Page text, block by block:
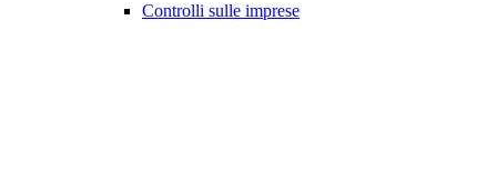
Controlli sulle imprese